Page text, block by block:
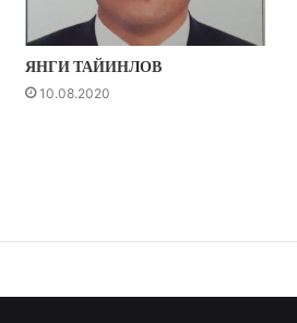
ЯНГИ ТАЙИНЛОВ
10.08.2020